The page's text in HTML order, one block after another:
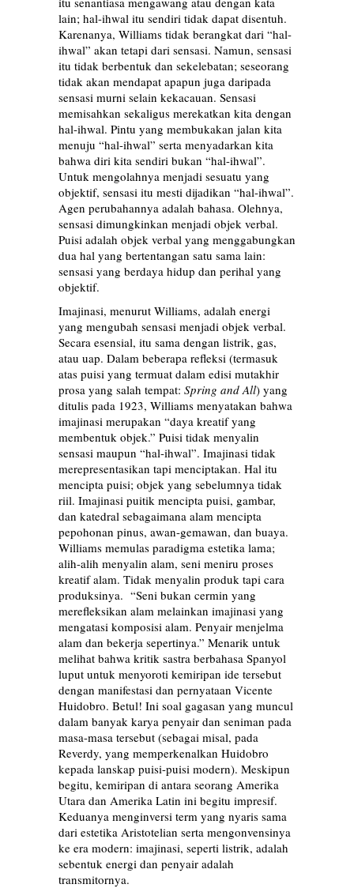
lain; hal-ihwal itu sendiri tidak dapat disentuh.
Karenanya, Williams tidak berangkat dari “hal-
ihwal” akan tetapi dari sensasi. Namun, sensasi
itu tidak berbentuk dan sekelebatan; seseorang
tidak akan mendapat apapun juga daripada
sensasi murni selain kekacauan. Sensasi
memisahkan sekaligus merekatkan kita dengan
hal-ihwal. Pintu yang membukakan jalan kita
menuju “hal-ihwal” serta menyadarkan kita
bahwa diri kita sendiri bukan “hal-ihwal”.
Untuk mengolahnya menjadi sesuatu yang
objektif, sensasi itu mesti dijadikan “hal-ihwal”.
Agen perubahannya adalah bahasa. Olehnya,
sensasi dimungkinkan menjadi objek verbal.
Puisi adalah objek verbal yang menggabungkan
dua hal yang bertentangan satu sama lain:
sensasi yang berdaya hidup dan perihal yang
objektif.
Imajinasi, menurut Williams, adalah energi
yang mengubah sensasi menjadi objek verbal.
Secara esensial, itu sama dengan listrik, gas,
atau uap. Dalam beberapa refleksi (termasuk
atas puisi yang termuat dalam edisi mutakhir
prosa yang salah tempat: Spring and All) yang
ditulis pada 1923, Williams menyatakan bahwa
imajinasi merupakan “daya kreatif yang
membentuk objek.” Puisi tidak menyalin
sensasi maupun “hal-ihwal”. Imajinasi tidak
merepresentasikan tapi menciptakan. Hal itu
mencipta puisi; objek yang sebelumnya tidak
riil. Imajinasi puitik mencipta puisi, gambar,
dan katedral sebagaimana alam mencipta
pepohonan pinus, awan-gemawan, dan buaya.
Williams memulas paradigma estetika lama;
alih-alih menyalin alam, seni meniru proses
kreatif alam. Tidak menyalin produk tapi cara
produksinya. “Seni bukan cermin yang
merefleksikan alam melainkan imajinasi yang
mengatasi komposisi alam. Penyair menjelma
alam dan bekerja sepertinya.” Menarik untuk
melihat bahwa kritik sastra berbahasa Spanyol
luput untuk menyoroti kemiripan ide tersebut
dengan manifestasi dan pernyataan Vicente
Huidobro. Betul! Ini soal gagasan yang muncul
dalam banyak karya penyair dan seniman pada
masa-masa tersebut (sebagai misal, pada
Reverdy, yang memperkenalkan Huidobro
kepada lanskap puisi-puisi modern). Meskipun
begitu, kemiripan di antara seorang Amerika
Utara dan Amerika Latin ini begitu impresif.
Keduanya menginversi term yang nyaris sama
dari estetika Aristotelian serta mengonvensinya
ke era modern: imajinasi, seperti listrik, adalah
sebentuk energi dan penyair adalah
transmitornya.